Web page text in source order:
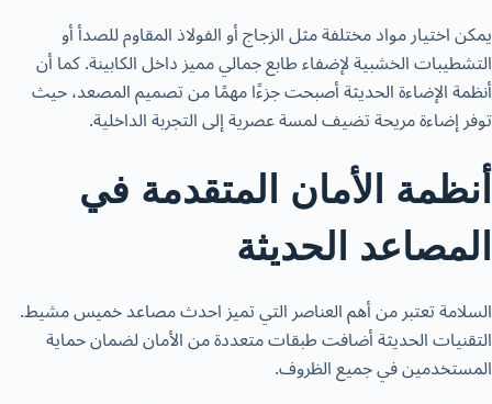
يمكن اختيار مواد مختلفة مثل الزجاج أو الفولاذ المقاوم للصدأ أو
التشطيبات الخشبية لإضفاء طابع جمالي مميز داخل الكابينة. كما أن
أنظمة الإضاءة الحديثة أصبحت جزءًا مهمًا من تصميم المصعد، حيث
توفر إضاءة مريحة تضيف لمسة عصرية إلى التجربة الداخلية.
أنظمة الأمان المتقدمة في
المصاعد الحديثة
السلامة تعتبر من أهم العناصر التي تميزاحدث مصاعد خميس مشيط.
التقنيات الحديثة أضافت طبقات متعددة من الأمان لضمان حماية
المستخدمين في جميع الظروف.